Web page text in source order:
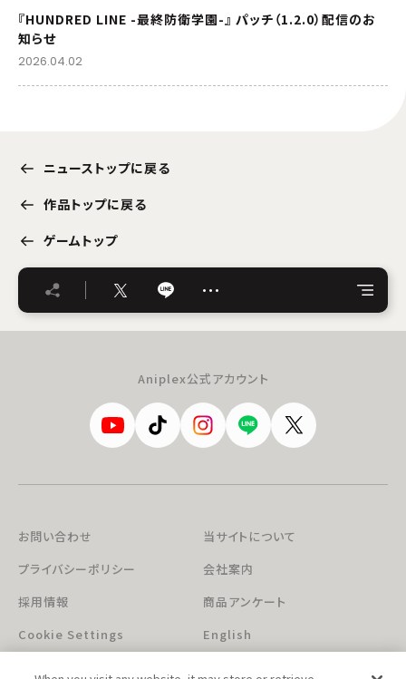
『HUNDRED LINE -最終防衛学園-』 パッチ（1.2.0）配信のお
知らせ
2026.04.02
ニューストップに戻る
作品トップに戻る
ゲームトップ
…
Aniplex公式アカウント
お問い合わせ
当サイトについて
プライバシーポリシー
会社案内
採用情報
商品アンケート
Cookie Settings
English